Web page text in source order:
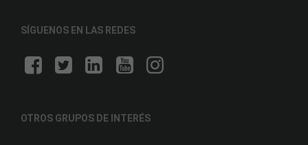
SÍGUENOS EN LAS REDES
OTROS GRUPOS DE INTERÉS